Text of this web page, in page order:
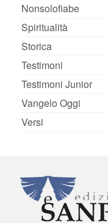
Nonsolofiabe
Spiritualità
Storica
Testimoni
Testimoni Junior
Vangelo Oggi
Versi